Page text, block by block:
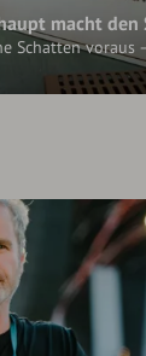
macht den
Schatten voraus